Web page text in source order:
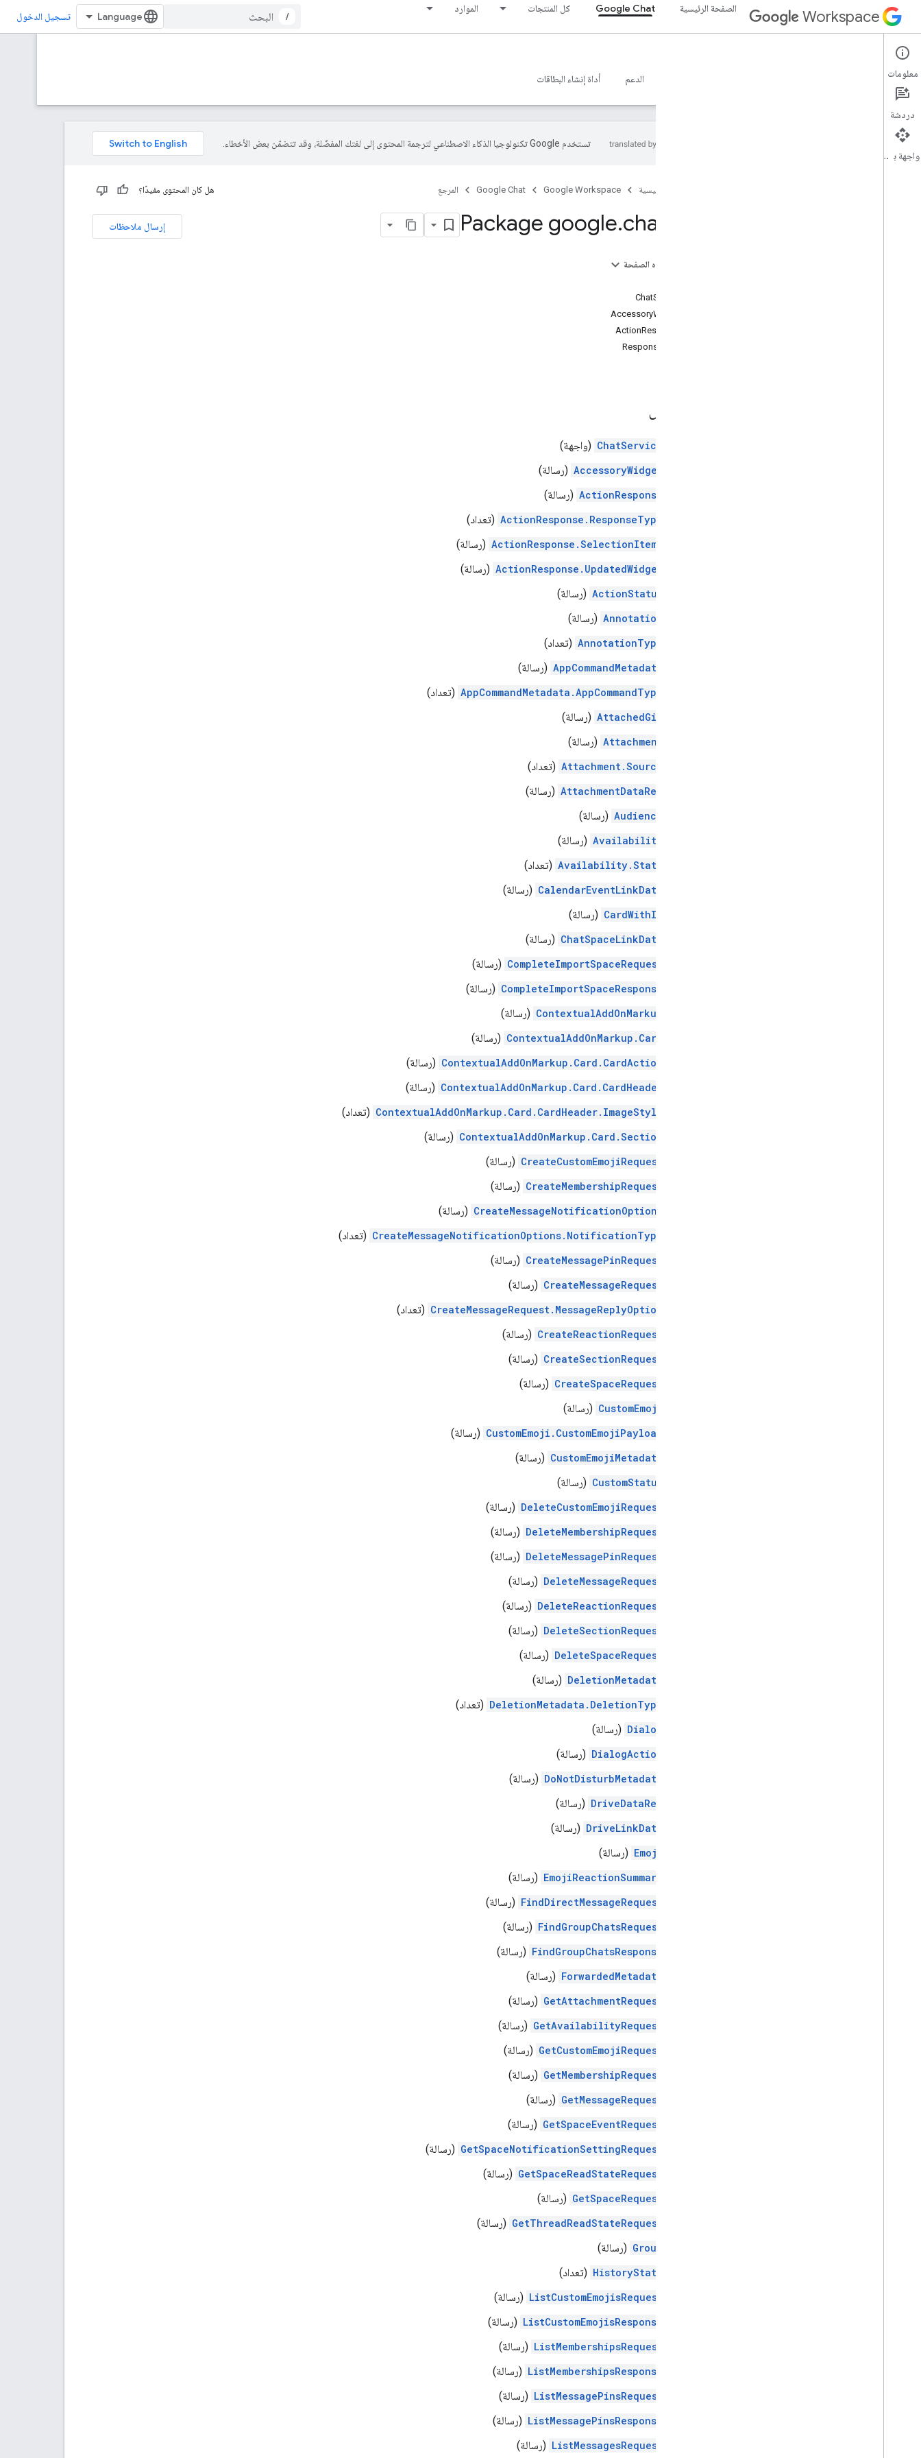
Workspace الصفحة الرئيسية Google Chat كل المنتجات الموارد
/ تسجيل الدخول
Google Chat
نظرة عامة الدعم أداة إنشاء البطاقات
تستخدم Google تكنولوجيا الذكاء الاصطناعي لترجمة المحتوى إلى لغتك المفضّلة، وقد تتضمّن بعض الأخطاء.
الصفحة الرئيسية Google Workspace
Google Chat المرجع هل كان المحتوى مفيدًا؟
إرسال ملاحظات Package google.chat
على هذه الصفحة
ChatService
AccessoryWidget
ActionResponse
ResponseType
الفهرس
ChatService (واجهة)
AccessoryWidget (رسالة)
ActionResponse (رسالة)
ActionResponse.ResponseType (تعداد)
ActionResponse.SelectionItems (رسالة)
ActionResponse.UpdatedWidget (رسالة)
ActionStatus (رسالة)
Annotation (رسالة)
AnnotationType (تعداد)
AppCommandMetadata (رسالة)
AppCommandMetadata.AppCommandType (تعداد)
AttachedGif (رسالة)
Attachment (رسالة)
Attachment.Source (تعداد)
AttachmentDataRef (رسالة)
Audience (رسالة)
Availability (رسالة)
Availability.State (تعداد)
CalendarEventLinkData (رسالة)
CardWithId (رسالة)
ChatSpaceLinkData (رسالة)
CompleteImportSpaceRequest (رسالة)
CompleteImportSpaceResponse (رسالة)
ContextualAddOnMarkup (رسالة)
ContextualAddOnMarkup.Card (رسالة)
ContextualAddOnMarkup.Card.CardAction (رسالة)
ContextualAddOnMarkup.Card.CardHeader (رسالة)
ContextualAddOnMarkup.Card.CardHeader.ImageStyle (تعداد)
ContextualAddOnMarkup.Card.Section (رسالة)
CreateCustomEmojiRequest (رسالة)
CreateMembershipRequest (رسالة)
CreateMessageNotificationOptions (رسالة)
CreateMessageNotificationOptions.NotificationType (تعداد)
CreateMessagePinRequest (رسالة)
CreateMessageRequest (رسالة)
CreateMessageRequest.MessageReplyOption (تعداد)
CreateReactionRequest (رسالة)
CreateSectionRequest (رسالة)
CreateSpaceRequest (رسالة)
CustomEmoji (رسالة)
CustomEmoji.CustomEmojiPayload (رسالة)
CustomEmojiMetadata (رسالة)
CustomStatus (رسالة)
DeleteCustomEmojiRequest (رسالة)
DeleteMembershipRequest (رسالة)
DeleteMessagePinRequest (رسالة)
DeleteMessageRequest (رسالة)
DeleteReactionRequest (رسالة)
DeleteSectionRequest (رسالة)
DeleteSpaceRequest (رسالة)
DeletionMetadata (رسالة)
DeletionMetadata.DeletionType (تعداد)
Dialog (رسالة)
DialogAction (رسالة)
DoNotDisturbMetadata (رسالة)
DriveDataRef (رسالة)
DriveLinkData (رسالة)
Emoji (رسالة)
EmojiReactionSummary (رسالة)
FindDirectMessageRequest (رسالة)
FindGroupChatsRequest (رسالة)
FindGroupChatsResponse (رسالة)
ForwardedMetadata (رسالة)
GetAttachmentRequest (رسالة)
GetAvailabilityRequest (رسالة)
GetCustomEmojiRequest (رسالة)
GetMembershipRequest (رسالة)
GetMessageRequest (رسالة)
GetSpaceEventRequest (رسالة)
GetSpaceNotificationSettingRequest (رسالة)
GetSpaceReadStateRequest (رسالة)
GetSpaceRequest (رسالة)
GetThreadReadStateRequest (رسالة)
Group (رسالة)
HistoryState (تعداد)
ListCustomEmojisRequest (رسالة)
ListCustomEmojisResponse (رسالة)
ListMembershipsRequest (رسالة)
ListMembershipsResponse (رسالة)
ListMessagePinsRequest (رسالة)
ListMessagePinsResponse (رسالة)
ListMessagesRequest (رسالة)
معلومات
دردشة
واجهة برمجة التطبيقات